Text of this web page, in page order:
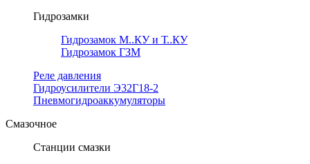
Гидрозамки
Гидрозамок М..КУ и Т..КУ
Гидрозамок ГЗМ
Реле давления
Гидроусилители Э32Г18-2
Пневмогидроаккумуляторы
Смазочное
Станции смазки